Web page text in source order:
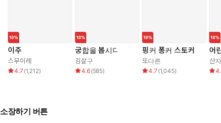
이주
스무이레
4.7 (1,212)
궁합을 봅시다
김살구
4.6(585)
핑커 퐁커 스토커
또다른
4.7 (1,045)
어
산
소장하기 버튼